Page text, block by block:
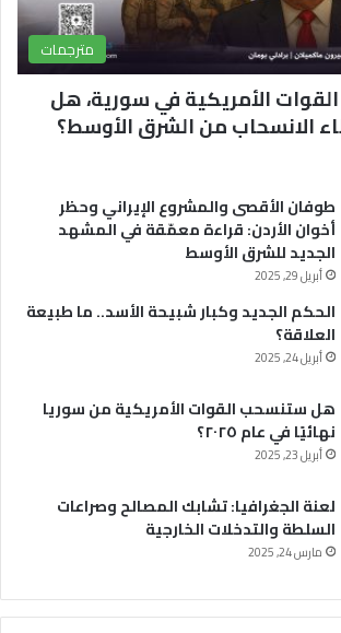
مترجمات
الأمريكية في سورية، هل
الانسحاب من الشرق الأوسط؟
طوفان الأقصى والمشروع الإيراني وحظر
أخوان الأردن: قراءة معمّقة في المشهد
الجديد للشرق الأوسط
أبريل 29, 2025
الحكم الجديد وكبار شبيحة الأسد.. ما طبيعة
العلاقة؟
أبريل 24, 2025
هل ستنسحب القوات الأمريكية من سوريا
نهائيًا في عام ٢٠٢٥؟
أبريل 23, 2025
لعنة الجغرافيا: تشابك المصالح وصراعات
السلطة والتدخلات الخارجية
مارس 24, 2025